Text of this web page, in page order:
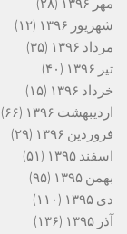
مهر ۱۳۹۶
(۲۸)
شهریور ۱۳۹۶
(۱۲)
مرداد ۱۳۹۶
(۳۵)
تیر ۱۳۹۶
(۴۰)
خرداد ۱۳۹۶
(۱۵)
اردیبهشت ۱۳۹۶
(۶۶)
فروردین ۱۳۹۶
(۲۹)
اسفند ۱۳۹۵
(۵۱)
بهمن ۱۳۹۵
(۹۵)
دی ۱۳۹۵
(۱۱۰)
آذر ۱۳۹۵
(۱۳۶)